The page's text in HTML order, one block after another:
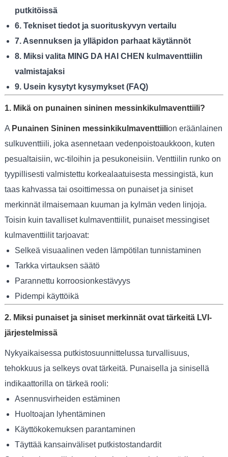
putkitöissä
6. Tekniset tiedot ja suorituskyvyn vertailu
7. Asennuksen ja ylläpidon parhaat käytännöt
8. Miksi valita MING DA HAI CHEN kulmaventtiilin
valmistajaksi
9. Usein kysytyt kysymykset (FAQ)
1. Mikä on punainen sininen messinkikulmaventtiili?
A Punainen Sininen messinkikulmaventtiilion eräänlainen
sulkuventtiili, joka asennetaan vedenpoistoaukkoon, kuten
pesualtaisiin, wc-tiloihin ja pesukoneisiin. Venttiilin runko on
tyypillisesti valmistettu korkealaatuisesta messingistä, kun
taas kahvassa tai osoittimessa on punaiset ja siniset
merkinnät ilmaisemaan kuuman ja kylmän veden linjoja.
Toisin kuin tavalliset kulmaventtiilit, punaiset messingiset
kulmaventtiilit tarjoavat:
Selkeä visuaalinen veden lämpötilan tunnistaminen
Tarkka virtauksen säätö
Parannettu korroosionkestävyys
Pidempi käyttöikä
2. Miksi punaiset ja siniset merkinnät ovat tärkeitä LVI-
järjestelmissä
Nykyaikaisessa putkistosuunnittelussa turvallisuus,
tehokkuus ja selkeys ovat tärkeitä. Punaisella ja sinisellä
indikaattorilla on tärkeä rooli:
Asennusvirheiden estäminen
Huoltoajan lyhentäminen
Käyttökokemuksen parantaminen
Täyttää kansainväliset putkistostandardit